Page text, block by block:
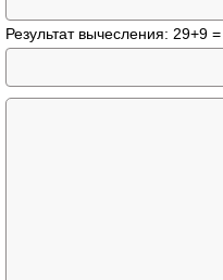
Результат вычесления: 29+9 =